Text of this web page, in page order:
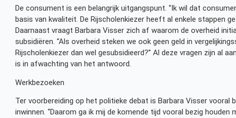
De consument is een belangrijk uitgangspunt. “Ik wil dat
basis van kwaliteit. De Rijscholenkiezer heeft al enkele stappen
Daarnaast vraagt Barbara Visser zich af waarom de overheid
subsidiëren. “Als overheid steken we ook geen geld in
Rijscholenkiezer dan wel gesubsidieerd?” Al deze vragen zijn al
is in afwachting van het antwoord.
Werkbezoeken
Ter voorbereiding op het politieke debat is Barbara Visser vooral
inwinnen. “Daarom ga ik mij de komende tijd vooral bezig houden